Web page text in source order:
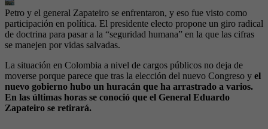
Petro y el general Zapateiro se enfrentaron, y eso fue visto como
participación en política. El presidente electo propone un giro radical
de doctrina para pasar a la “seguridad humana” en la que las cifras
se manejen por vidas salvadas.
La situación en Colombia a nivel de cargos públicos no deja de
moverse porque parece que tras la elección del nuevo Congreso y el
nuevo gobierno hubo un huracán que ha arrastrado a varios.
En las últimas horas se conoció que el General Eduardo
Zapateiro se retirará.